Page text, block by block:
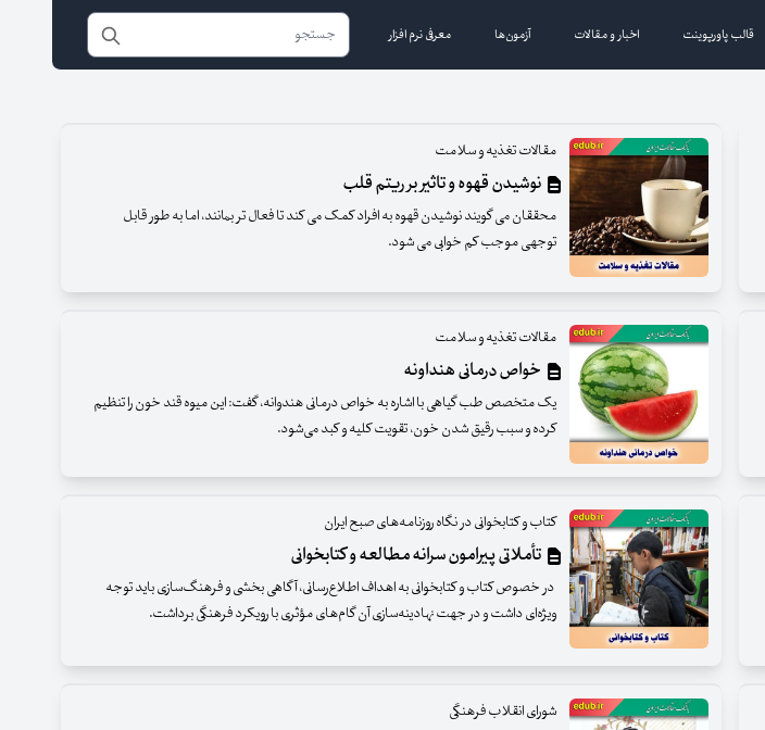
قالب پاورپوینت اخبار و مقالات آزمون‌ها معرفی نرم افزار
مقالات تغذیه و سلامت
نوشیدن قهوه و تاثیر بر ریتم قلب
محققان می گویند نوشیدن قهوه به افراد کمک می کند تا فعال تر بمانند، اما به طور قابل
توجهی موجب کم خوابی می شود.
مقالات تغذیه و سلامت
خواص درمانی هنداونه
یک متخصص طب گیاهی با اشاره به خواص درمانی هندوانه، گفت: این میوه قند خون را تنظیم
کرده و سبب رقیق شدن خون، تقویت کلیه و کبد می‌شود.
کتاب و کتابخوانی در نگاه روزنامه‌های صبح ایران
تأملاتی پیرامون سرانه مطالعه و کتابخوانی
در خصوص کتاب و کتابخوانی به اهداف اطلاع‌رسانی، آگاهی بخشی و فرهنگ‌سازی باید توجه
ویژه‌ای داشت و در جهت نهادینه‌سازی آن گام‌های مؤثری با رویکرد فرهنگی برداشت.
شورای انقلاب فرهنگی